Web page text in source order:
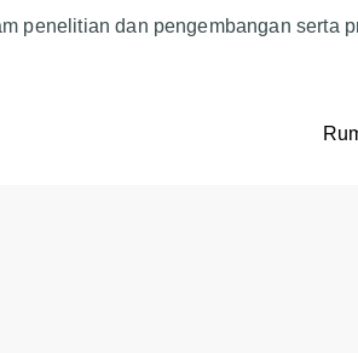
penelitian dan pengembangan serta